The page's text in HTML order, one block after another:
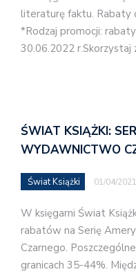
literaturę faktu. Rabaty
*Rodzaj promocji:
30.06.2022 r.Skorzystaj
ŚWIAT KSIĄŻKI:
WYDAWNICTWO
Świat Książki 01/04/2021
W księgarni Świat
rabatów na Serię
Czarnego.
granicach 35-44%.